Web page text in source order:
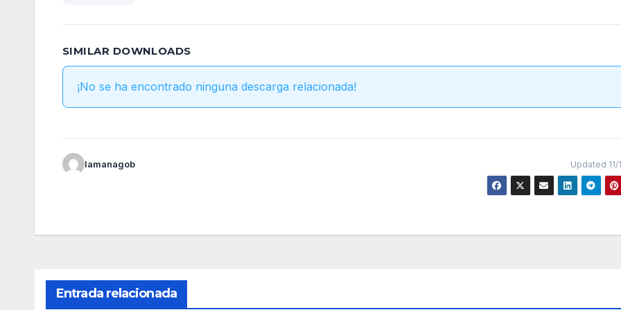
SIMILAR DOWNLOADS
¡No se ha encontrado ninguna descarga relacionada!
lamanagob Updated 11/
Entrada relacionada